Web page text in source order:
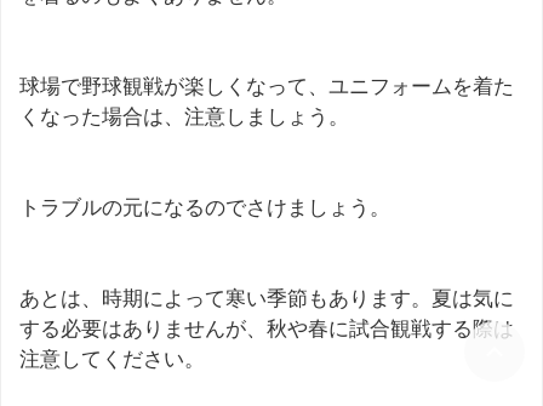
球場で野球観戦が楽しくなって、ユニフォームを着た
くなった場合は、注意しましょう。
トラブルの元になるのでさけましょう。
あとは、時期によって寒い季節もあります。夏は気に
する必要はありませんが、秋や春に試合観戦する際は
注意してください。